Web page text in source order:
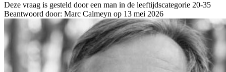
Deze vraag is gesteld door een man in de leeftijdscategorie 20-35
Beantwoord door: Marc Calmeyn op 13 mei 2026